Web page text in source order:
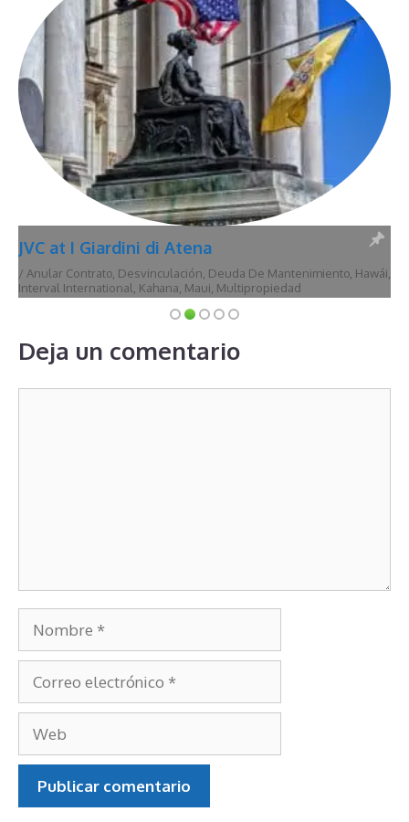
JVC at I Giardini di Atena
/ Anular Contrato Desvinculación Deuda De Mantenimiento Hawái
Interval International Kahana Maui Multipropiedad
Nombre
Correo
electrónico
Web